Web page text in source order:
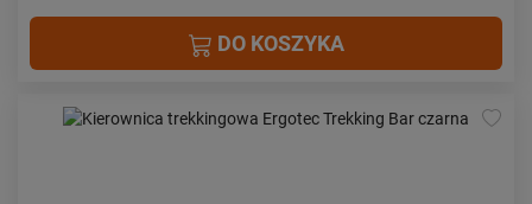
DO KOSZYKA